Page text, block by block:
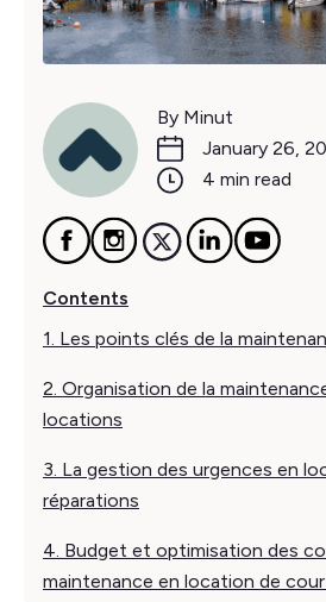
By Minut
January 26,
4 min read
Contents
1. Les points clés de la
2. Organisation de la
locations
3. La gestion des urgences en
réparations
4. Budget et optimisation des
maintenance en location de